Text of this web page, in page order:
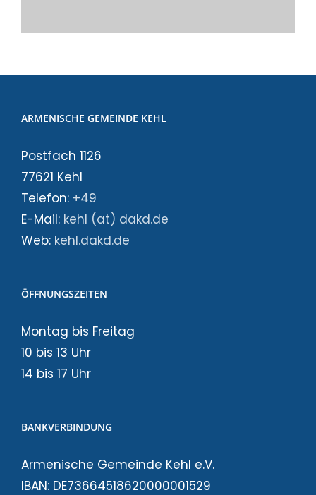
ARMENISCHE GEMEINDE KEHL
Postfach 1126
77621 Kehl
Telefon: +49
E-Mail: kehl (at) dakd.de
Web: kehl.dakd.de
ÖFFNUNGSZEITEN
Montag bis Freitag
10 bis 13 Uhr
14 bis 17 Uhr
BANKVERBINDUNG
Armenische Gemeinde Kehl e.V.
IBAN: DE73664518620000001529